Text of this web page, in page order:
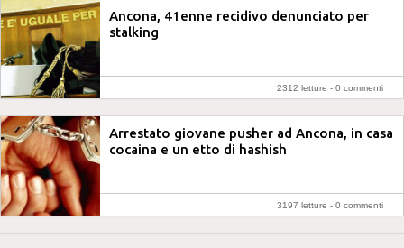
Ancona, 41enne recidivo denunciato per
stalking
2312 letture - 0 commenti
Arrestato giovane pusher ad Ancona, in casa
cocaina e un etto di hashish
3197 letture - 0 commenti